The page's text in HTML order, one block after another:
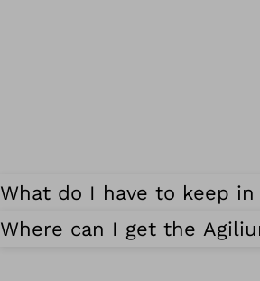
What do I have to keep
Where can I get the